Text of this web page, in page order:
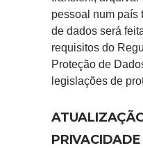
pessoal num país
de dados será
requisitos do
Proteção de
legislações de
PRIVACIDADE